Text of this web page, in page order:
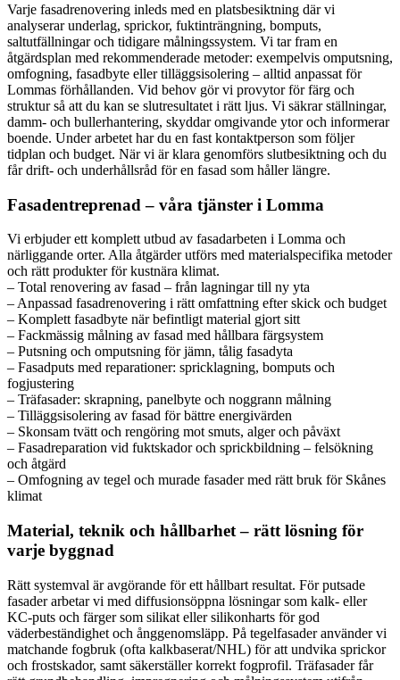
Varje fasadrenovering inleds med en platsbesiktning där vi
analyserar underlag, sprickor, fuktinträngning, bomputs,
saltutfällningar och tidigare målningssystem. Vi tar fram en
åtgärdsplan med rekommenderade metoder: exempelvis omputsning,
omfogning, fasadbyte eller tilläggsisolering – alltid anpassat för
Lommas förhållanden. Vid behov gör vi provytor för färg och
struktur så att du kan se slutresultatet i rätt ljus. Vi säkrar ställningar,
damm- och bullerhantering, skyddar omgivande ytor och informerar
boende. Under arbetet har du en fast kontaktperson som följer
tidplan och budget. När vi är klara genomförs slutbesiktning och du
får drift- och underhållsråd för en fasad som håller längre.
Fasadentreprenad – våra tjänster i Lomma
Vi erbjuder ett komplett utbud av fasadarbeten i Lomma och
närliggande orter. Alla åtgärder utförs med materialspecifika metoder
och rätt produkter för kustnära klimat.
– Total renovering av fasad – från lagningar till ny yta
– Anpassad fasadrenovering i rätt omfattning efter skick och budget
– Komplett fasadbyte när befintligt material gjort sitt
– Fackmässig målning av fasad med hållbara färgsystem
– Putsning och omputsning för jämn, tålig fasadyta
– Fasadputs med reparationer: spricklagning, bomputs och
fogjustering
– Träfasader: skrapning, panelbyte och noggrann målning
– Tilläggsisolering av fasad för bättre energivärden
– Skonsam tvätt och rengöring mot smuts, alger och påväxt
– Fasadreparation vid fuktskador och sprickbildning – felsökning
och åtgärd
– Omfogning av tegel och murade fasader med rätt bruk för Skånes
klimat
Material, teknik och hållbarhet – rätt lösning för
varje byggnad
Rätt systemval är avgörande för ett hållbart resultat. För putsade
fasader arbetar vi med diffusionsöppna lösningar som kalk- eller
KC-puts och färger som silikat eller silikonharts för god
väderbeständighet och ånggenomsläpp. På tegelfasader använder vi
matchande fogbruk (ofta kalkbaserat/NHL) för att undvika sprickor
och frostskador, samt säkerställer korrekt fogprofil. Träfasader får